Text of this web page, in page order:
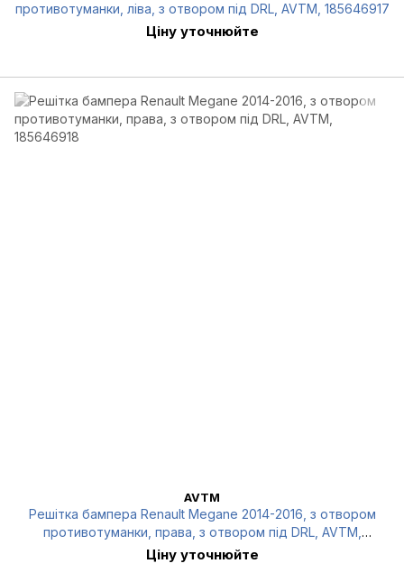
противотуманки, ліва, з отвором під DRL, AVTM, 185646917
Ціну уточнюйте
AVTM
Решітка бампера Renault Megane 2014-2016, з отвором
противотуманки, права, з отвором під DRL, AVTM,
185646918
Ціну уточнюйте